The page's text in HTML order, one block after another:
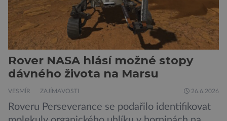
Rover NASA hlásí možné stopy
dávného života na Marsu
VESMÍR ZAJÍMAVOSTI 26.6.2026
Roveru Perseverance se podařilo identifikovat